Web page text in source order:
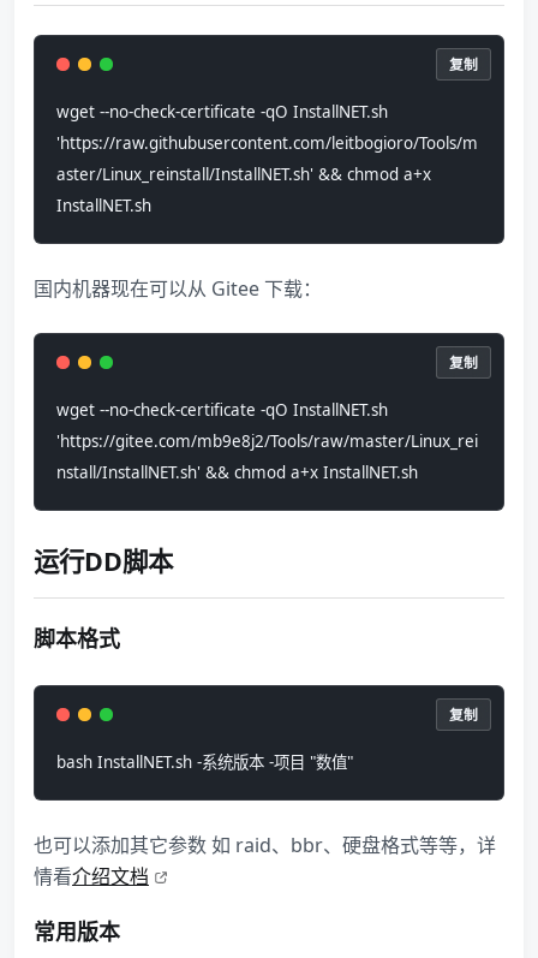
wget --no-check-certificate -qO InstallNET.sh
'https://raw.githubusercontent.com/leitbogioro/Tools/m
aster/Linux_reinstall/InstallNET.sh' && chmod a+x
InstallNET.sh
复制
国内机器现在可以从 Gitee 下载：
wget --no-check-certificate -qO InstallNET.sh
'https://gitee.com/mb9e8j2/Tools/raw/master/Linux_rei
nstall/InstallNET.sh' && chmod a+x InstallNET.sh
复制
运行DD脚本
脚本格式
bash InstallNET.sh -系统版本 -项目 "数值"
复制
也可以添加其它参数 如 raid、bbr、硬盘格式等等，详
情看介绍文档
常用版本